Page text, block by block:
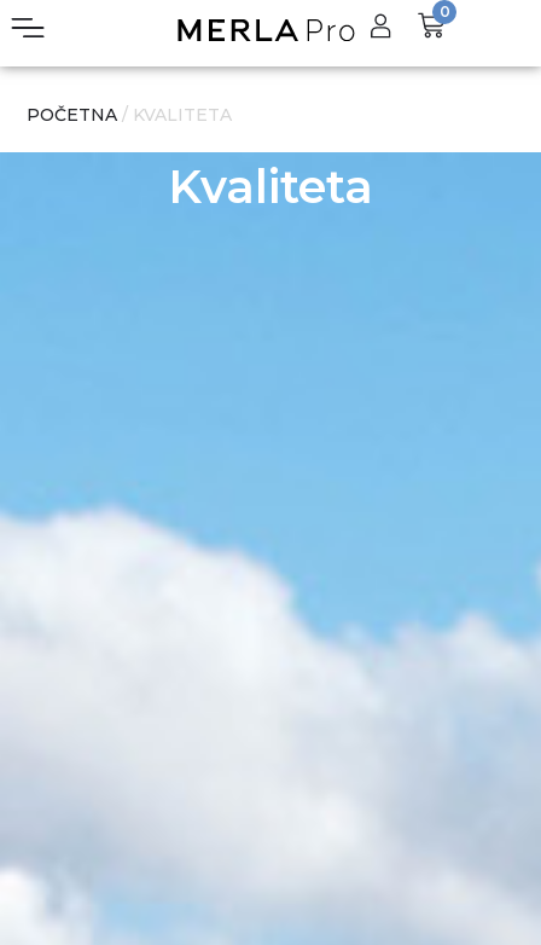
0
POČETNA / KVALITETA
Kvaliteta